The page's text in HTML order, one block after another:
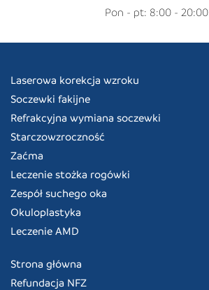
Pon - pt: 8:00 - 20:00
Laserowa korekcja wzroku
Soczewki fakijne
Refrakcyjna wymiana soczewki
Starczowzroczność
Zaćma
Leczenie stożka rogówki
Zespół suchego oka
Okuloplastyka
Leczenie AMD
Strona główna
Refundacja NFZ